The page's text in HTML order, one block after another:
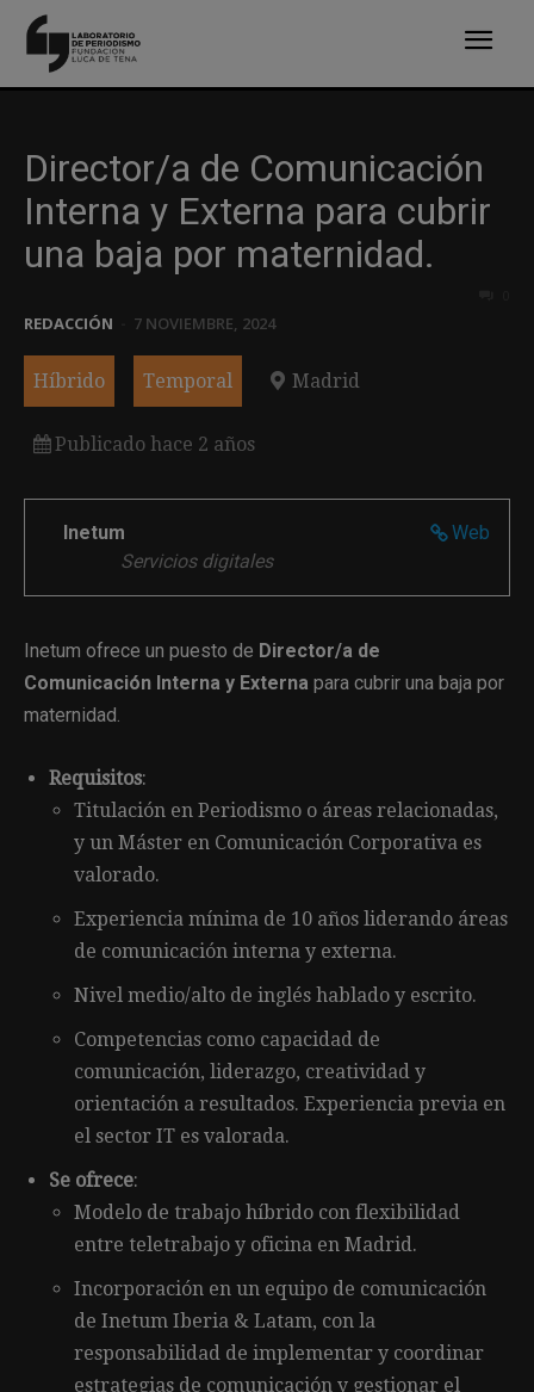
Director/a de Comunicación
Interna y Externa para cubrir
una baja por maternidad.
REDACCIÓN 7 NOVIEMBRE, 2024
Híbrido Temporal Madrid
Publicado hace 2 años
Web
Inetum
Servicios digitales
Inetum ofrece un puesto de Director/a de
Comunicación Interna y Externa para cubrir una baja por
maternidad.
Requisitos:
Titulación en Periodismo o áreas relacionadas,
y un Máster en Comunicación Corporativa es
valorado.
Experiencia mínima de 10 años liderando áreas
de comunicación interna y externa.
Nivel medio/alto de inglés hablado y escrito.
Competencias como capacidad de
comunicación, liderazgo, creatividad y
orientación a resultados. Experiencia previa en
el sector IT es valorada.
Se ofrece:
Modelo de trabajo híbrido con flexibilidad
entre teletrabajo y oficina en Madrid.
Incorporación en un equipo de comunicación
de Inetum Iberia & Latam, con la
responsabilidad de implementar y coordinar
estrategias de comunicación y gestionar el